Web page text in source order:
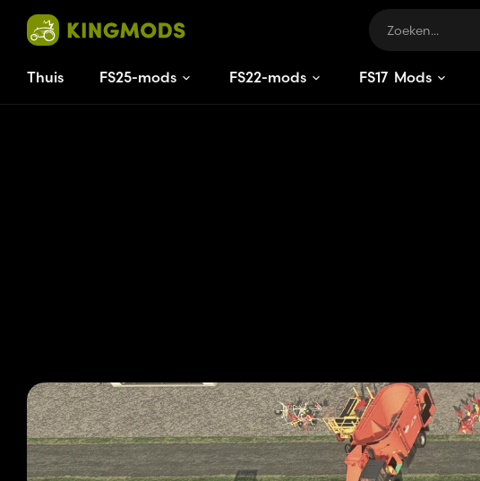
Thuis FS25-mods FS22-mods FS17 Mods